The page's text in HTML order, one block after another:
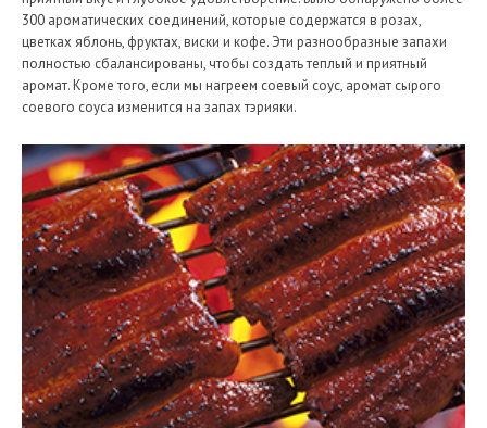
300 ароматических соединений, которые содержатся в розах,
цветках яблонь, фруктах, виски и кофе. Эти разнообразные запахи
полностью сбалансированы, чтобы создать теплый и приятный
аромат. Кроме того, если мы нагреем соевый соус, аромат сырого
соевого соуса изменится на запах тэрияки.